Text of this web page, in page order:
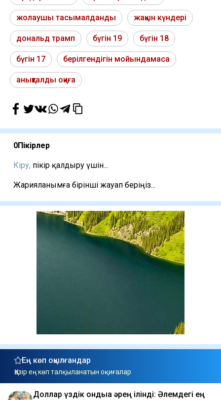
жолаушы тасымалданды жақын күндері
дональд трамп бүгін 19 бүгін 18
бүгін 17 берілгендігін мойындамаса
анықталды оқиға
0Пікірлер
Кіру, пікір қалдыру үшін...
Жарияланымға бірінші жауап беріңіз...
Ең көп оқылғандар
Қазір ең көп талқыланатын оқиғалар
Доллар үздік ондыққа әрең ілінді: Әлемдегі ең